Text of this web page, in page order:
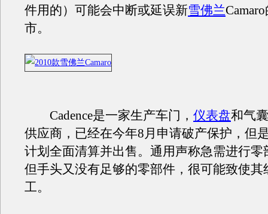
件用的）可能会中断或延误新雪佛兰
市。
Cadence是一家生产车门， 仪表盘和气
供应商，已经在今年8月申请破产保护，但
计划全面清算并出售。通用声称急需进行零
但手头又没有足够的零部件，很可能致使其
工。